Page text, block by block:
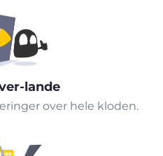
lande
over hele kloden.